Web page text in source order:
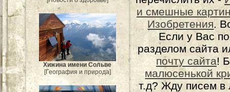
Хижина имени Сольве
[География и природа]
и смешные
Изобретения.
Если у Вас
разделом сайта
почту сайта!
малюсенькой
т.д? Жду писем в